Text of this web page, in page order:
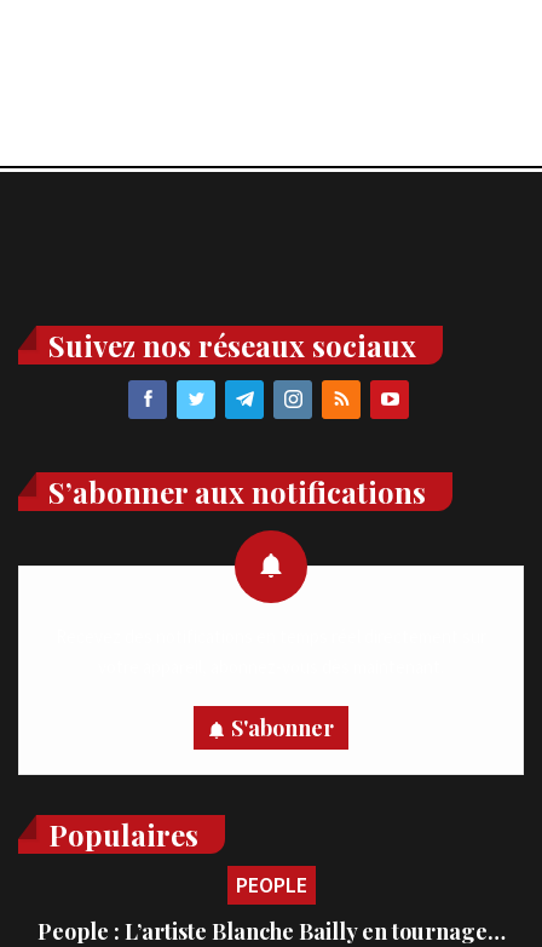
Suivez nos réseaux sociaux
S’abonner aux notifications
S'abonner
Populaires
PEOPLE
People : L’artiste Blanche Bailly en tournage…